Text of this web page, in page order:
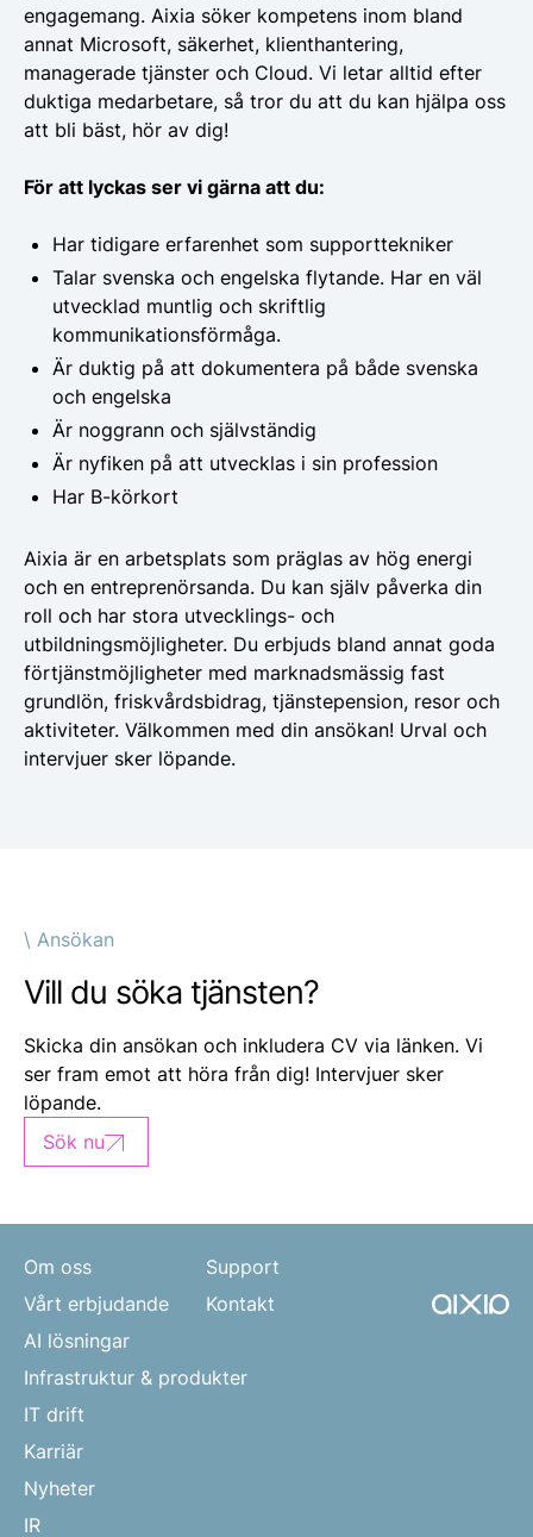
engagemang. Aixia söker kompetens inom bland
annat Microsoft, säkerhet, klienthantering,
managerade tjänster och Cloud. Vi letar alltid efter
duktiga medarbetare, så tror du att du kan hjälpa oss
att bli bäst, hör av dig!
För att lyckas ser vi gärna att du:
Har tidigare erfarenhet som supporttekniker
Talar svenska och engelska flytande. Har en väl
utvecklad muntlig och skriftlig
kommunikationsförmåga.
Är duktig på att dokumentera på både svenska
och engelska
Är noggrann och självständig
Är nyfiken på att utvecklas i sin profession
Har B-körkort
Aixia är en arbetsplats som präglas av hög energi
och en entreprenörsanda. Du kan själv påverka din
roll och har stora utvecklings- och
utbildningsmöjligheter. Du erbjuds bland annat goda
förtjänstmöjligheter med marknadsmässig fast
grundlön, friskvårdsbidrag, tjänstepension, resor och
aktiviteter. Välkommen med din ansökan! Urval och
intervjuer sker löpande.
\ Ansökan
Vill du söka tjänsten?
Skicka din ansökan och inkludera CV via länken. Vi
ser fram emot att höra från dig! Intervjuer sker
löpande.
Sök nu
Om oss
Vårt erbjudande
AI lösningar
Infrastruktur & produkter
IT drift
Karriär
Nyheter
IR
Support
Kontakt